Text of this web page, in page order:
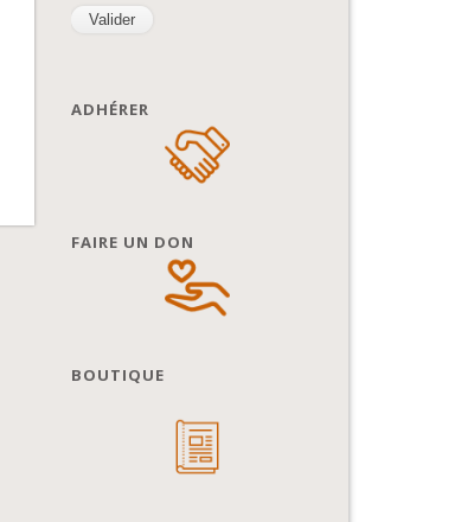
ADHÉRER
FAIRE UN DON
BOUTIQUE